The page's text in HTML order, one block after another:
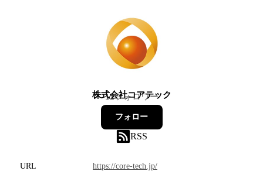
株式会社コアテック
12フォロワー
フォロー
RSS
URL
https://core-tech.jp/